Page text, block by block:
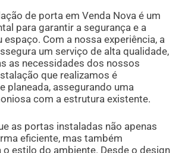
de porta em Venda Nova é um
para garantir a segurança e a
espaço. Com a nossa experiência, a
um serviço de alta qualidade,
as necessidades dos nossos
que realizamos é
planeada, assegurando uma
com a estrutura existente.
as portas instaladas não apenas
eficiente, mas também
estilo do ambiente. Desde o design